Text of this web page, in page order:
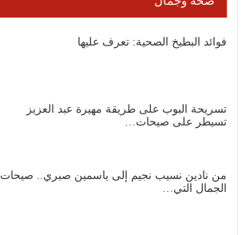
فوائد البطيخ الصحية: تعرف عليها
تسريحة البوب على طريقة مهيرة عبد العزيز
تسيطر على صيحات…
من نادين نسيب نجيم إلى ياسمين صبري.. صيحات
الجمال التي…